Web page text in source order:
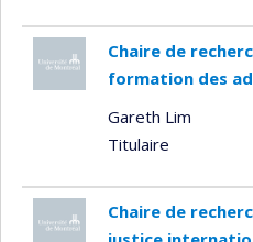
Chaire de
formation des
Gareth Lim
Titulaire
Chaire de